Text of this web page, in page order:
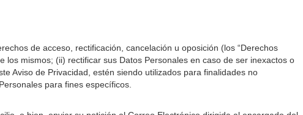
de acceso, rectificación, cancelación u oposición (los “Derechos
mismos; (ii) rectificar sus Datos Personales en caso de ser inexactos o
Aviso de Privacidad, estén siendo utilizados para finalidades no
para fines específicos.